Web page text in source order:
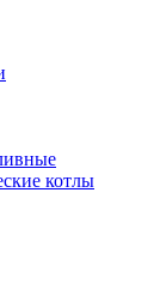
котлы